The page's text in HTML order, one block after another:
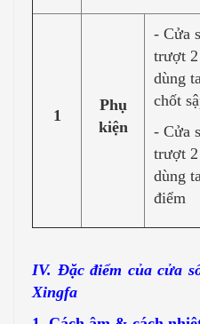
1
Phụ
kiện
- Cửa
trượt 2
dùng
chốt
- Cửa
trượt 2
dùng
điểm
IV. Đặc điểm của cửa
Xingfa